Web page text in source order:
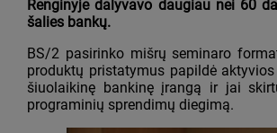
Renginyje dalyvavo daugiau nei 60
šalies bankų.
BS/2 pasirinko mišrų seminaro
produktų pristatymus papildė
šiuolaikinę bankinę įrangą ir jai
programinių sprendimų diegimą.